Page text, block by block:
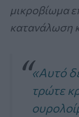
μικροβίωμα
κατανάλωση
«Αυτό
τρώτε